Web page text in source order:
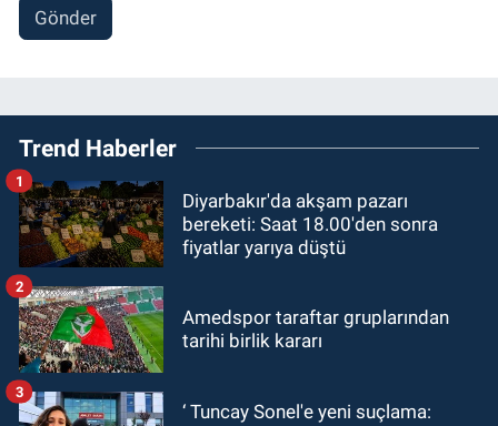
Gönder
Trend Haberler
Diyarbakır'da akşam pazarı
bereketi: Saat 18.00'den sonra
fiyatlar yarıya düştü
1
Amedspor taraftar gruplarından
tarihi birlik kararı
2
‘ Tuncay Sonel'e yeni suçlama:
3